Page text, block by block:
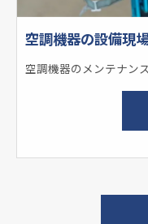
空調機器の設備現